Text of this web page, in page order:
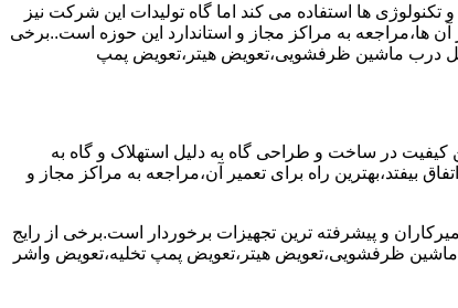
ها استفاده می کند اما گاه تولیدات این شرکت نیز
ها،مراجعه به مراکز مجاز و استاندارد این حوزه است..برخی
درب ماشین ظرفشویی،تعویض هیتر،تعویض پمپ
در ساخت و طراحی گاه به دلیل استهلاک و گاه به
بیفتد،بهترین راه برای تعمیر آن،مراجعه به مراکز مجاز و
و پیشرفته ترین تجهیزات برخوردار است.برخی از رایج
ظرفشویی،تعویض هیتر،تعویض پمپ تخلیه،تعویض واشر